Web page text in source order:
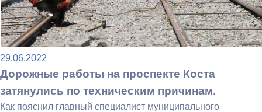
29.06.2022
Дорожные работы на проспекте Коста
затянулись по техническим причинам.
Как пояснил главный специалист муниципального